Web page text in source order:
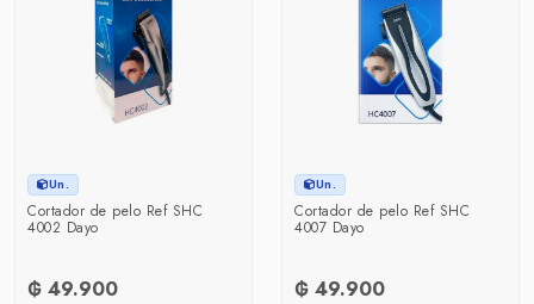
Un.
Cortador de pelo Ref SHC
4002 Dayo
₲ 49.900
Un.
Cortador de pelo Ref SHC
4007 Dayo
₲ 49.900